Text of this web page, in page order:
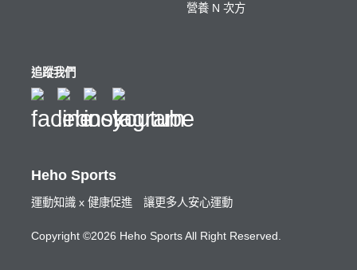
Heho Sports
運動知識 x 健康促進 讓更多人安心運動
Copyright ©2026 Heho Sports All Right Reserved.
營養 N 次方
追蹤我們